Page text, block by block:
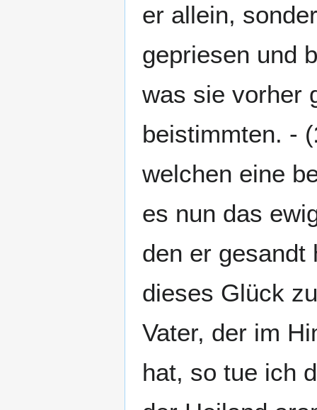
er allein,
gepriesen und
was sie vorher
beistimmten. - (
welchen eine
es nun das
den er gesandt
dieses Glück
Vater, der im
hat, so tue ich